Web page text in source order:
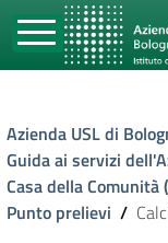
Azienda USL di
Guida ai servizi
Casa della Comunità
Punto prelievi /